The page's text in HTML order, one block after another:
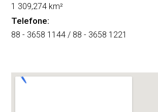
1 309,274 km²
Telefone:
88 - 3658 1144 / 88 - 3658 1221